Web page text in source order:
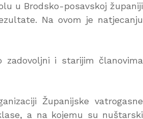
u Brodsko-posavskoj županiji
Na ovom je natjecanju
zadovoljni i starijim članovima
Županijske vatrogasne
a na kojemu su nuštarski